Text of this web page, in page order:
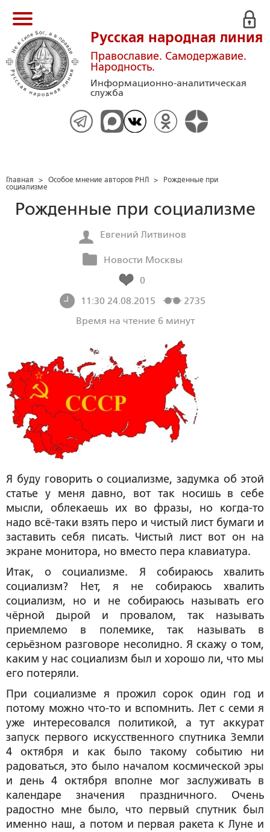
Русская народная линия
Православие. Самодержавие.
Народность.
Информационно-аналитическая
служба
Главная > Особое мнение авторов РНЛ >
Рожденные при
социализме
Рожденные при социализме
Евгений Литвинов
Новости Москвы
0
11:30 24.08.2015
2735
Время на чтение 6 минут
Я буду говорить о социализме, задумка об этой
статье у меня давно, вот так носишь в себе
мысли, облекаешь их во фразы, но когда-то
надо всё-таки взять перо и чистый лист бумаги и
заставить себя писать. Чистый лист вот он на
экране монитора, но вместо пера клавиатура.
Итак, о социализме. Я собираюсь хвалить
социализм? Нет, я не собираюсь хвалить
социализм, но и не собираюсь называть его
чёрной дырой и провалом, так называть
приемлемо в полемике, так называть в
серьёзном разговоре несолидно. Я скажу о том,
каким у нас социализм был и хорошо ли, что мы
его потеряли.
При социализме я прожил сорок один год и
потому можно что-то и вспомнить. Лет с семи я
уже интересовался политикой, а тут аккурат
запуск первого искусственного спутника Земли
4 октября и как было такому событию ни
радоваться, это было началом космической эры
и день 4 октября вполне мог заслуживать в
календаре значения праздничного. Очень
радостно мне было, что первый спутник был
именно наш, а потом и первая ракета к Луне и